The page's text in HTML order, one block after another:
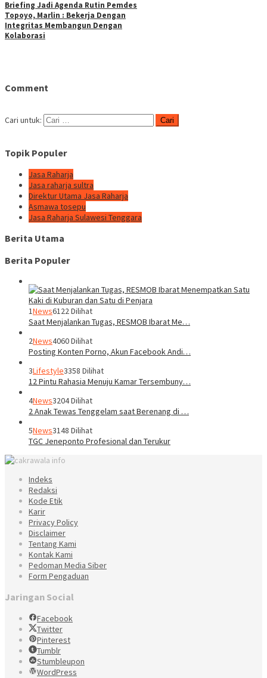
Briefing Jadi Agenda Rutin Pemdes
Topoyo, Marlin : Bekerja Dengan
Integritas Membangun Dengan
Kolaborasi
Comment
Cari untuk:
Topik Populer
Jasa Raharja
Jasa raharja sultra
Direktur Utama Jasa Raharja
Asmawa tosepu
Jasa Raharja Sulawesi Tenggara
Berita Utama
Berita Populer
1News6122 Dilihat
Saat Menjalankan Tugas, RESMOB Ibarat Me…
2News4060 Dilihat
Posting Konten Porno, Akun Facebook Andi…
3Lifestyle3358 Dilihat
12 Pintu Rahasia Menuju Kamar Tersembuny…
4News3204 Dilihat
2 Anak Tewas Tenggelam saat Berenang di …
5News3148 Dilihat
TGC Jeneponto Profesional dan Terukur
Indeks
Redaksi
Kode Etik
Karir
Privacy Policy
Disclaimer
Tentang Kami
Kontak Kami
Pedoman Media Siber
Form Pengaduan
Jaringan Social
Facebook
Twitter
Pinterest
Tumblr
Stumbleupon
WordPress